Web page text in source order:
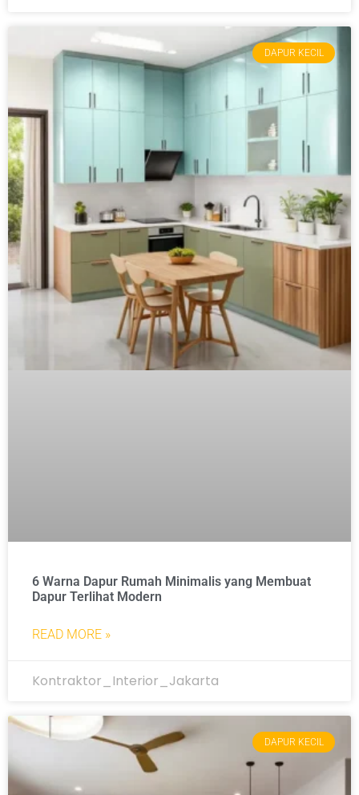
DAPUR KECIL
6 Warna Dapur Rumah Minimalis yang Membuat
Dapur Terlihat Modern
READ MORE »
Kontraktor_Interior_Jakarta
DAPUR KECIL